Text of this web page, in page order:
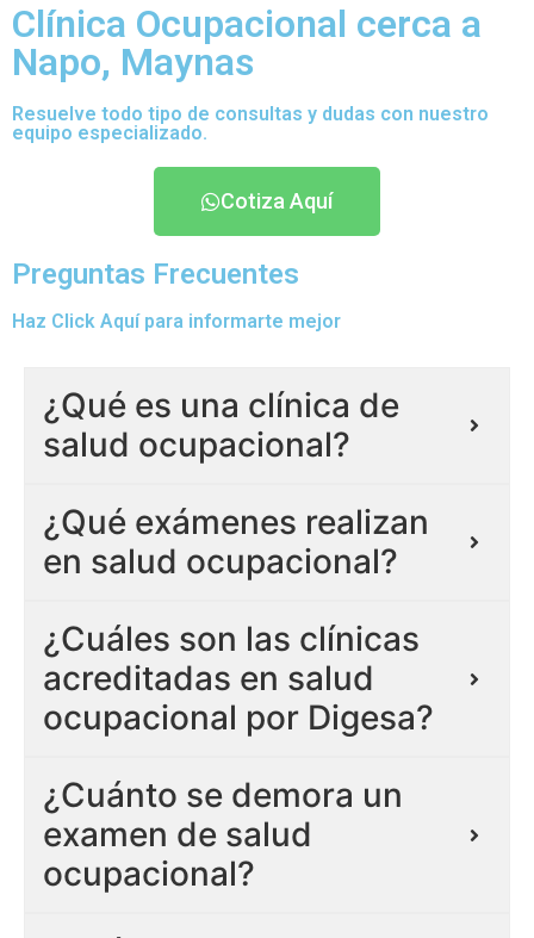
Clínica Ocupacional cerca a
Napo, Maynas
Resuelve todo tipo de consultas y dudas con nuestro
equipo especializado.
Cotiza Aquí
Preguntas Frecuentes
Haz Click Aquí para informarte mejor
¿Qué es una clínica de
salud ocupacional?
¿Qué exámenes realizan
en salud ocupacional?
¿Cuáles son las clínicas
acreditadas en salud
ocupacional por Digesa?
¿Cuánto se demora un
examen de salud
ocupacional?